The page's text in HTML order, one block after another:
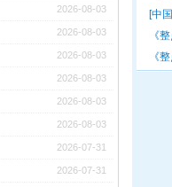
2026-08-03
2026-08-03
2026-08-03
2026-08-03
2026-08-03
2026-08-03
2026-07-31
2026-07-31
[中
《
《